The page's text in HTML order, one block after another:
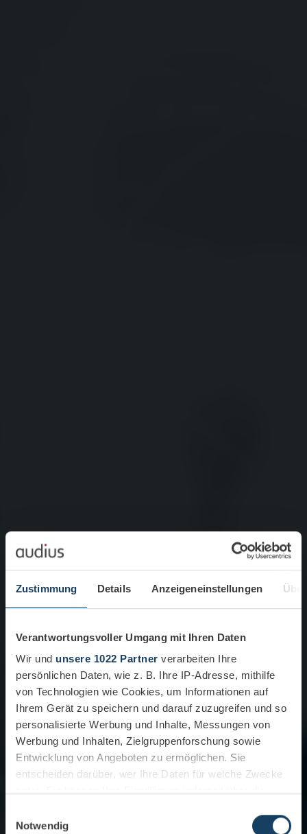
Zustimmung Details Anzeigeneinstellungen
Verantwortungsvoller Umgang mit Ihren Daten
Wir und unsere 1022 Partner verarbeiten Ihre
persönlichen Daten, wie z. B. Ihre IP-Adresse, mithilfe
von Technologien wie Cookies, um Informationen auf
Ihrem Gerät zu speichern und darauf zuzugreifen und so
personalisierte Werbung und Inhalte, Messungen von
Werbung und Inhalten, Zielgruppenforschung sowie
Entwicklung von Angeboten zu ermöglichen. Sie
entscheiden darüber, wer Ihre Daten für welche Zwecke
Trigger Symbol ändern oder widerrufen
Notwendig